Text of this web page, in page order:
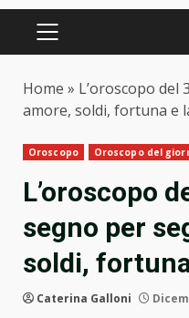
PRIMARY
Home » L’oroscopo del
amore, soldi, fortuna e
Oroscopo Oroscopo del
L’oroscopo
segno per
soldi,
Caterina Galloni